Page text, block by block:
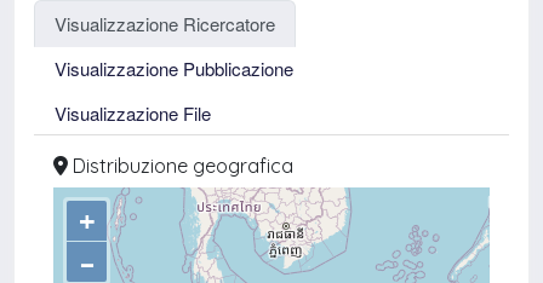
Visualizzazione Ricercatore
Visualizzazione Pubblicazione
Visualizzazione File
Distribuzione geografica
+
–